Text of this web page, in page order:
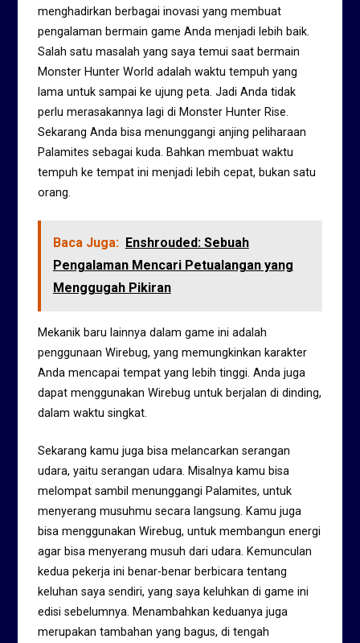
menghadirkan berbagai inovasi yang membuat
pengalaman bermain game Anda menjadi lebih baik.
Salah satu masalah yang saya temui saat bermain
Monster Hunter World adalah waktu tempuh yang
lama untuk sampai ke ujung peta. Jadi Anda tidak
perlu merasakannya lagi di Monster Hunter Rise.
Sekarang Anda bisa menunggangi anjing peliharaan
Palamites sebagai kuda. Bahkan membuat waktu
tempuh ke tempat ini menjadi lebih cepat, bukan satu
orang.
Baca Juga: Enshrouded: Sebuah
Pengalaman Mencari Petualangan yang
Menggugah Pikiran
Mekanik baru lainnya dalam game ini adalah
penggunaan Wirebug, yang memungkinkan karakter
Anda mencapai tempat yang lebih tinggi. Anda juga
dapat menggunakan Wirebug untuk berjalan di dinding,
dalam waktu singkat.
Sekarang kamu juga bisa melancarkan serangan
udara, yaitu serangan udara. Misalnya kamu bisa
melompat sambil menunggangi Palamites, untuk
menyerang musuhmu secara langsung. Kamu juga
bisa menggunakan Wirebug, untuk membangun energi
agar bisa menyerang musuh dari udara. Kemunculan
kedua pekerja ini benar-benar berbicara tentang
keluhan saya sendiri, yang saya keluhkan di game ini
edisi sebelumnya. Menambahkan keduanya juga
merupakan tambahan yang bagus, di tengah